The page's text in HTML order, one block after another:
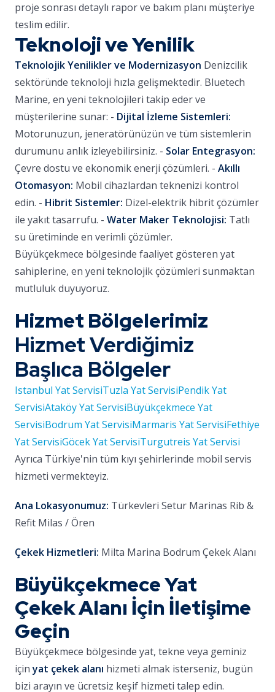
proje sonrası detaylı rapor ve bakım planı müşteriye
teslim edilir.
Teknoloji ve Yenilik
Teknolojik Yenilikler ve Modernizasyon Denizcilik
sektöründe teknoloji hızla gelişmektedir. Bluetech
Marine, en yeni teknolojileri takip eder ve
müşterilerine sunar: - Dijital İzleme Sistemleri:
Motorunuzun, jeneratörünüzün ve tüm sistemlerin
durumunu anlık izleyebilirsiniz. - Solar Entegrasyon:
Çevre dostu ve ekonomik enerji çözümleri. - Akıllı
Otomasyon: Mobil cihazlardan teknenizi kontrol
edin. - Hibrit Sistemler: Dizel-elektrik hibrit çözümler
ile yakıt tasarrufu. - Water Maker Teknolojisi: Tatlı
su üretiminde en verimli çözümler.
Büyükçekmece bölgesinde faaliyet gösteren yat
sahiplerine, en yeni teknolojik çözümleri sunmaktan
mutluluk duyuyoruz.
Hizmet Bölgelerimiz
Hizmet Verdiğimiz
Başlıca Bölgeler
Istanbul Yat ServisiTuzla Yat ServisiPendik Yat
ServisiAtaköy Yat ServisiBüyükçekmece Yat
ServisiBodrum Yat ServisiMarmaris Yat ServisiFethiye
Yat ServisiGöcek Yat ServisiTurgutreis Yat Servisi
Ayrıca Türkiye'nin tüm kıyı şehirlerinde mobil servis
hizmeti vermekteyiz.
Ana Lokasyonumuz: Türkevleri Setur Marinas Rib &
Refit Milas / Ören
Çekek Hizmetleri: Milta Marina Bodrum Çekek Alanı
Büyükçekmece Yat
Çekek Alanı İçin İletişime
Geçin
Büyükçekmece bölgesinde yat, tekne veya geminiz
içinyat çekek alanı hizmeti almak isterseniz, bugün
bizi arayın ve ücretsiz keşif hizmeti talep edin.